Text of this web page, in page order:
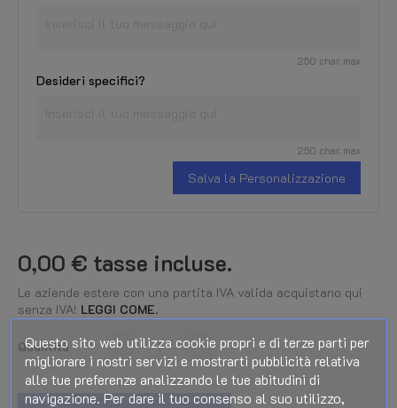
250 char. max
Desideri specifici?
250 char. max
Salva la Personalizzazione
0,00 € tasse incluse.
Le aziende estere con una partita IVA valida acquistano qui
senza IVA! LEGGI COME.
Quantità
Questo sito web utilizza cookie propri e di terze parti per
migliorare i nostri servizi e mostrarti pubblicità relativa
alle tue preferenze analizzando le tue abitudini di
navigazione. Per dare il tuo consenso al suo utilizzo,